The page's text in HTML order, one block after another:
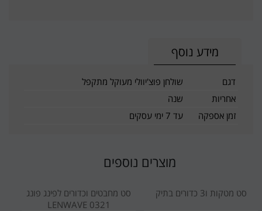
מידע נוסף
דגם
שולחן פוצ'יוולי מעוקל מתקפל
אחריות
שנה
זמן אספקה
עד 7 ימי עסקים
מוצרים נוספים
סט מטקות ו3 כדורים בתיק
סט מחבטים וכדורים לפינג פונג
LENWAVE 0321